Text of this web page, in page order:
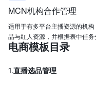
MCN机构合作管理
适用于有多平台主播资源的机
品与红人资源，并根据表中任
电商模板目录
1.直播选品管理